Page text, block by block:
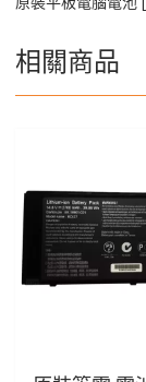
相關商品